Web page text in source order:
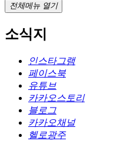
전체메뉴 열기
소식지
인스타그램
페이스북
유튜브
카카오스토리
블로그
카카오채널
헬로광주